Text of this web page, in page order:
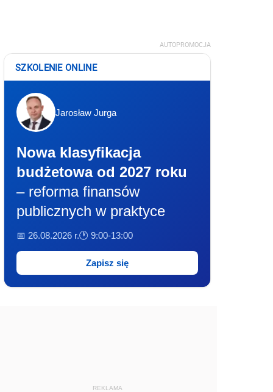
AUTOPROMOCJA
SZKOLENIE ONLINE
Jarosław Jurga
Nowa klasyfikacja
budżetowa od 2027 roku
– reforma finansów
publicznych w praktyce
📅 26.08.2026 r.🕐 9:00-13:00
Zapisz się
REKLAMA